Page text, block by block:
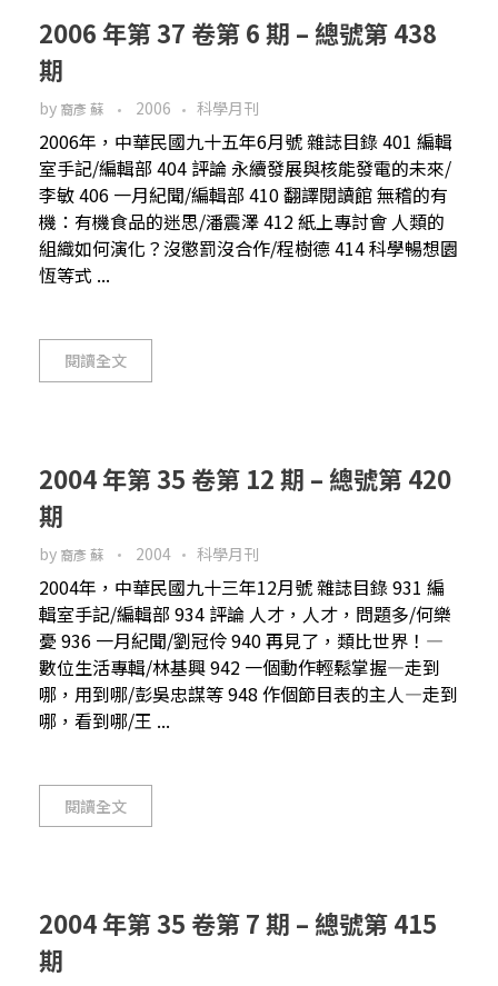
2006 年第 37 卷第 6 期 – 總號第 438
期
by 裔彥 蘇 2006 科學月刊
2006年，中華民國九十五年6月號 雜誌目錄 401 編輯
室手記/編輯部 404 評論 永續發展與核能發電的未來/
李敏 406 一月紀聞/編輯部 410 翻譯閱讀館 無稽的有
機：有機食品的迷思/潘震澤 412 紙上專討會 人類的
組織如何演化？沒懲罰沒合作/程樹德 414 科學暢想園
恆等式 ...
閱讀全文
2004 年第 35 卷第 12 期 – 總號第 420
期
by 裔彥 蘇 2004 科學月刊
2004年，中華民國九十三年12月號 雜誌目錄 931 編
輯室手記/編輯部 934 評論 人才，人才，問題多/何樂
憂 936 一月紀聞/劉冠伶 940 再見了，類比世界！—
數位生活專輯/林基興 942 一個動作輕鬆掌握—走到
哪，用到哪/彭吳忠謀等 948 作個節目表的主人—走到
哪，看到哪/王 ...
閱讀全文
2004 年第 35 卷第 7 期 – 總號第 415
期